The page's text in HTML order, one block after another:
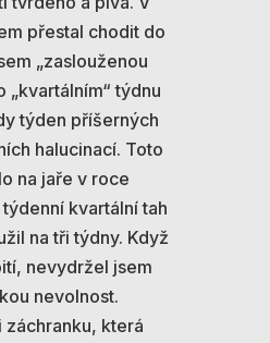
přestal chodit do
„zaslouženou
„kvartálním“ týdnu
týden příšerných
halucinací. Toto
na jaře v roce
kvartální tah
na tři týdny. Když
nevydržel jsem
nevolnost.
záchranku, která